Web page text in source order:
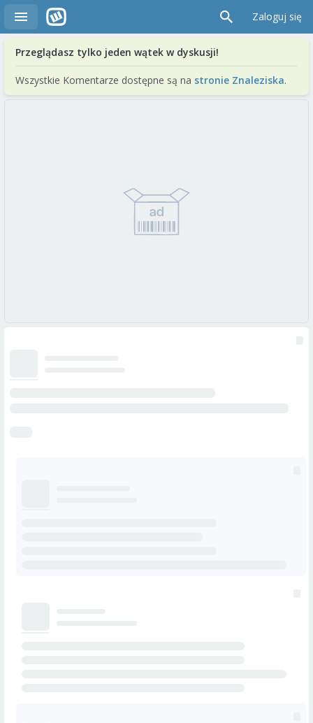
Zaloguj się
Przeglądasz tylko jeden wątek w dyskusji!
Wszystkie Komentarze dostępne są na stronie Znaleziska.